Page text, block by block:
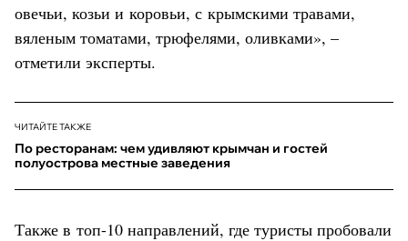
овечьи, козьи и коровьи, с крымскими травами,
вяленым томатами, трюфелями, оливками», –
отметили эксперты.
ЧИТАЙТЕ ТАКЖЕ
По ресторанам: чем удивляют крымчан и гостей
полуострова местные заведения
Также в топ-10 направлений, где туристы пробовали